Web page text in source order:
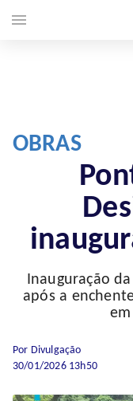
OBRAS
Inauguração
após a
Por Divulgação
30/01/2026 13h50
menu